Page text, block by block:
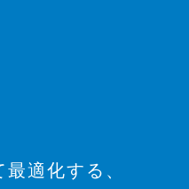
適化する、